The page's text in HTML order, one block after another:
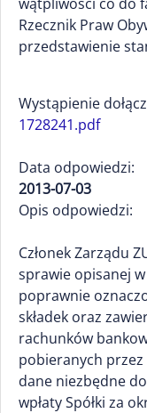
Rzecznik Praw
przedstawienie
Wystąpienie
1728241.pdf
Data odpowiedzi:
2013-07-03
Opis odpowiedzi:
Członek Zarządu
sprawie opisanej
poprawnie
składek oraz
rachunków
pobieranych przez
dane niezbędne
wpłaty Spółki za